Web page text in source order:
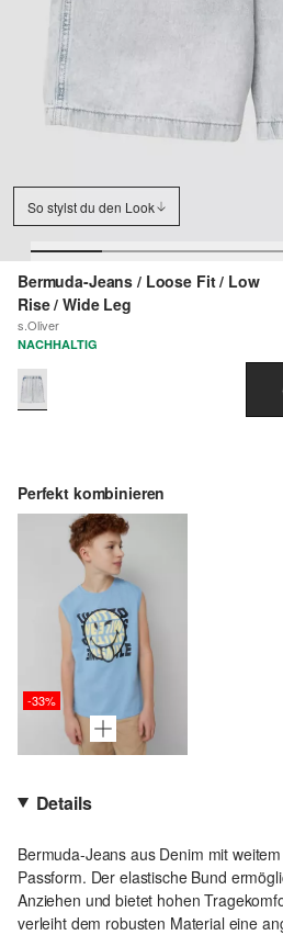
So stylst du den Look
Bermuda-Jeans / Loose Fit / Low
Rise / Wide Leg
s.Oliver
NACHHALTIG
Perfekt kombinieren
-33%
Details
Bermuda-Jeans aus Denim mit
Passform. Der elastische Bund
Anziehen und bietet hohen
verleiht dem robusten Material eine